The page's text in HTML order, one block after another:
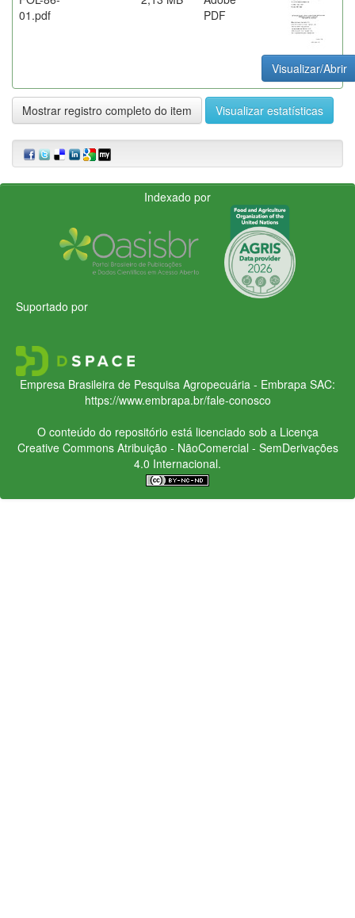
01.pdf
PDF
Visualizar/Abrir
Mostrar registro completo do item Visualizar estatísticas
Indexado por
Suportado por
Empresa Brasileira de Pesquisa Agropecuária - Embrapa SAC:
https://www.embrapa.br/fale-conosco
O conteúdo do repositório está licenciado sob a Licença
Creative CommonsAtribuição - NãoComercial - SemDerivações
4.0 Internacional.